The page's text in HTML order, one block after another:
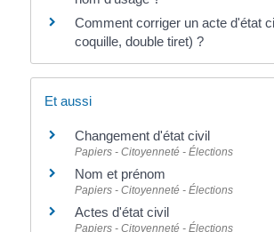
Comment corriger un acte d'état
coquille, double tiret) ?
Et aussi
Changement d'état civil
Papiers - Citoyenneté - Élections
Nom et prénom
Papiers - Citoyenneté - Élections
Actes d'état civil
Papiers - Citoyenneté - Élections